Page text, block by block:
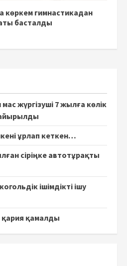
гимнастикадан
басталды
жүргізуші 7 жылға көлік
ұрлап кеткен…
сіріңке автотұрақты
ішімдікті ішу
қария қамалды